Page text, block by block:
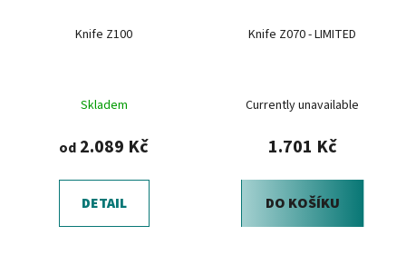
Knife Z100
Skladem
od 2.089 Kč
DETAIL
Knife Z070 - LIMITED
Currently unavailable
1.701 Kč
DO KOŠÍKU